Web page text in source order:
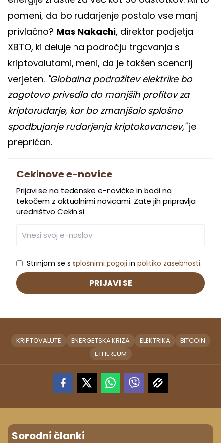
pomeni, da bo rudarjenje postalo vse manj
privlačno? Mas Nakachi, direktor podjetja
XBTO, ki deluje na področju trgovanja s
kriptovalutami, meni, da je takšen scenarij
verjeten. "Globalna podražitev elektrike bo
zagotovo privedla do manjših profitov za
kriptorudarje, kar bo zmanjšalo splošno
spodbujanje rudarjenja kriptokovancev,"je
prepričan.
Cekinove e-novice
Prijavi se na tedenske e-novičke in bodi na
tekočem z aktualnimi novicami. Zate jih pripravlja
uredništvo Cekin.si.
Strinjam se s splošnimi pogoji in politiko zasebnosti.
PRIJAVI SE
KRIPTOVALUTE ENERGETSKA KRIZA ELEKTRIKA
BITCOIN
ETHEREUM
Sorodni članki